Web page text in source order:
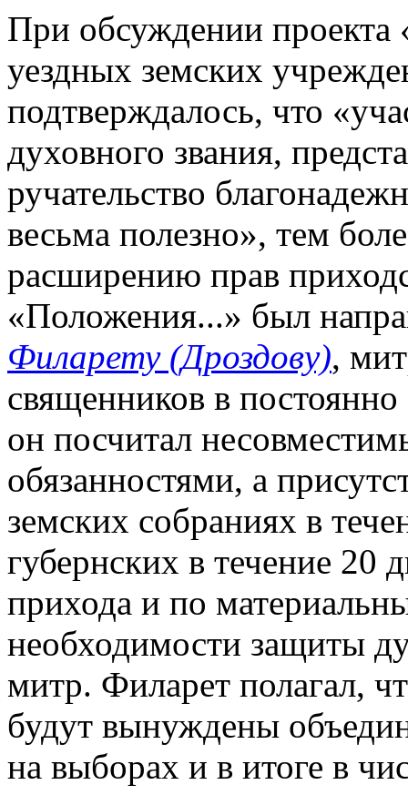
При обсуждении проекта
уездных земских
подтверждалось, что
духовного звания,
ручательство
весьма полезно», тем
расширению прав
«Положения...» был
Филарету (Дроздову),
священников в
он посчитал
обязанностями, а
земских собраниях в
губернских в течение 20
прихода и по
необходимости защиты
митр. Филарет полагал,
будут вынуждены
на выборах и в итоге в